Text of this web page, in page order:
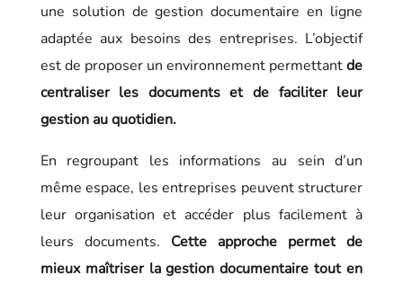
une solution de gestion documentaire en ligne
adaptée aux besoins des entreprises. L’objectif
est de proposer un environnement permettantde
centraliser les documents et de faciliter leur
gestion au quotidien.
En regroupant les informations au sein d’un
même espace, les entreprises peuvent structurer
leur organisation et accéder plus facilement à
leurs documents. Cette approche permet de
mieux maîtriser la gestion documentaire tout en